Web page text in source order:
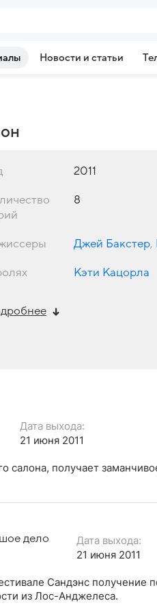
Новости и статьи
2011
8
Джей Бакстер,
Кэти Кацорла
Дата выхода:
21 июня 2011
салона, получает
дело
Дата выхода:
21 июня 2011
Сандэнс
из Лос-Анджелеса.